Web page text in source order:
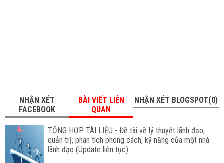
NHẬN XÉT
FACEBOOK
BÀI VIẾT LIÊN
QUAN
NHẬN XÉT BLOGSPOT(0)
TỔNG HỢP TÀI LIỆU - Đề tài về lý thuyết lãnh đạo,
quản trị, phân tích phong cách, kỹ năng của một nhà
lãnh đạo (Update liên tục)